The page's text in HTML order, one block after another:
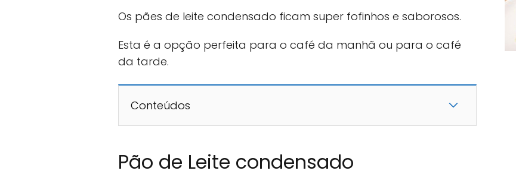
Os pães de leite condensado ficam super fofinhos e saborosos.
Esta é a opção perfeita para o café da manhã ou para o café
da tarde.
Conteúdos
Pão de Leite condensado